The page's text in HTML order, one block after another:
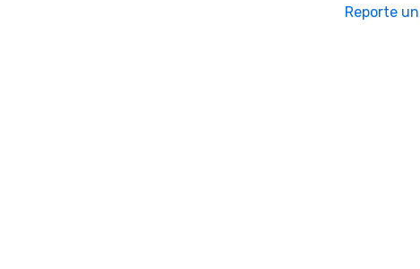
Reporte